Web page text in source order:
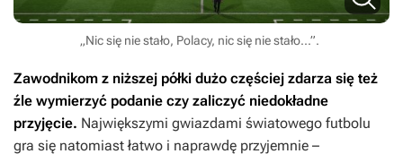
„Nic się nie stało, Polacy, nic się nie stało...”.
Zawodnikom z niższej półki dużo częściej zdarza się też
źle wymierzyć podanie czy zaliczyć niedokładne
przyjęcie. Największymi gwiazdami światowego futbolu
gra się natomiast łatwo i naprawdę przyjemnie –